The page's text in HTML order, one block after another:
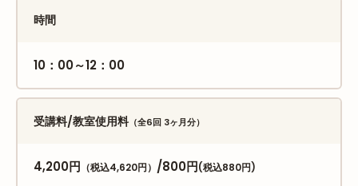
時間
10：00～12：00
受講料/教室使用料（全6回 3ヶ月分）
4,200円 （税込4,620円） /800円(税込880円)